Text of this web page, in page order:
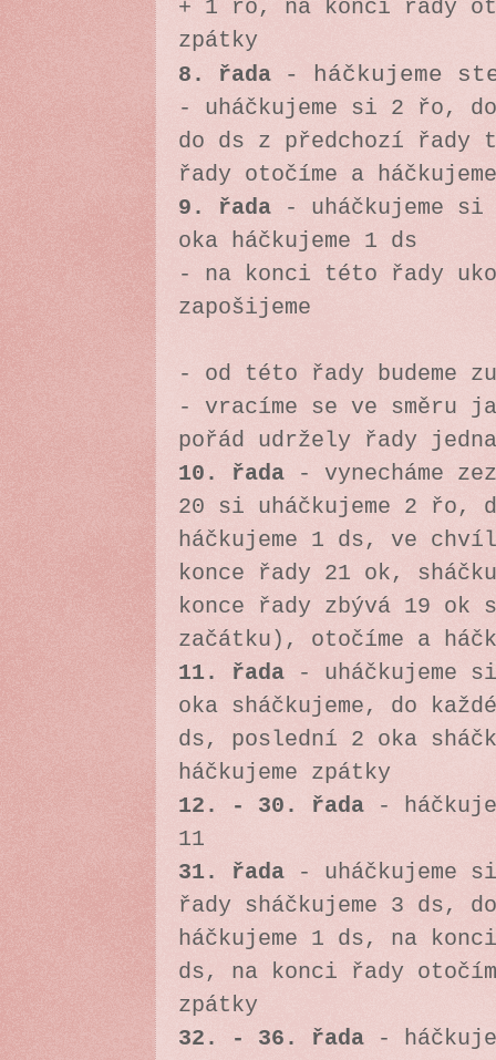
+ 1 řo, na konci řady
zpátky
8. řada
- háčkujeme
- uháčkujeme si 2 řo,
do ds z předchozí řady
řady otočíme a
9. řada - uháčkujeme si
oka háčkujeme 1 ds
- na konci této řady
zapošijeme
- od této řady budeme
- vracíme se ve směru
pořád udržely řady
10. řada
- vynecháme
20 si uháčkujeme 2 řo,
háčkujeme 1 ds, ve
konce řady 21 ok,
konce řady zbývá 19 ok
začátku), otočíme a
11. řada - uháčkujeme
oka sháčkujeme, do
ds, poslední 2 oka
háčkujeme zpátky
12. - 30. řada -
11
31. řada - uháčkujeme
řady sháčkujeme 3 ds,
háčkujeme 1 ds, na
ds, na konci řady
zpátky
32. - 36. řada -